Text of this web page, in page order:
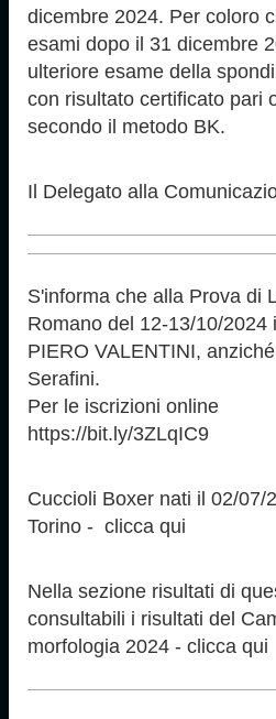
dicembre 2024. Per coloro
esami dopo il 31 dicembre
ulteriore esame della
con risultato certificato pari
secondo il metodo BK.
Il Delegato alla
S'informa che alla Prova di
Romano del 12-13/10/2024
PIERO VALENTINI,
Serafini.
Per le iscrizioni online
https://bit.ly/3ZLqIC9
Cuccioli Boxer nati il 02/07/
Torino - ­ clicca qui
Nella sezione risultati di
consultabili i risultati del
morfologia 2024 - clicca qui